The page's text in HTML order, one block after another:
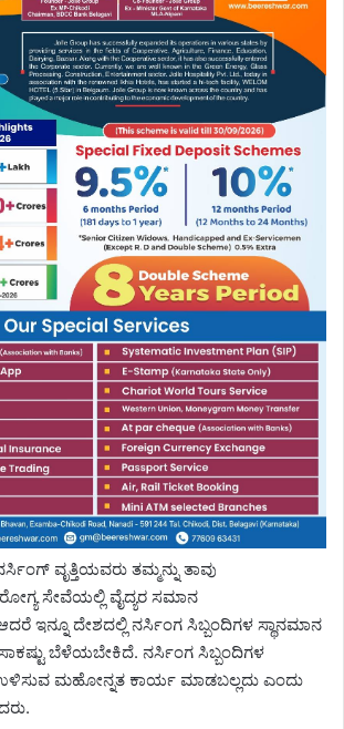
ವೃತ್ತಿಯವರು ತಮ್ಮನ್ನು ತಾವು
ಸೇವೆಯಲ್ಲಿ ವೈದ್ಯರ ಸಮಾನ
ಇನ್ನೂ ದೇಶದಲ್ಲಿ ನರ್ಸಿಂಗ ಸಿಬ್ಬಂದಿಗಳ ಸ್ಥಾನಮಾನ
ಸಾಕಷ್ಟು ಬೆಳೆಯಬೇಕಿದೆ. ನರ್ಸಿಂಗ ಸಿಬ್ಬಂದಿಗಳ
ಮಹೋನ್ನತ ಕಾರ್ಯ ಮಾಡಬಲ್ಲದು ಎಂದು